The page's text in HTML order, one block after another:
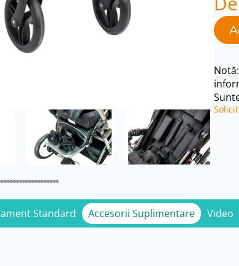
Standard Accesorii Suplimentare Video